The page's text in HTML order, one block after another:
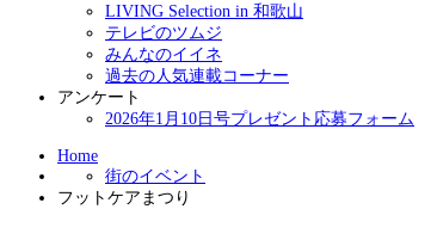
LIVING Selection in 和歌山
テレビのツムジ
みんなのイイネ
過去の人気連載コーナー
アンケート
2026年1月10日号プレゼント応募フォーム
Home
街のイベント
フットケアまつり